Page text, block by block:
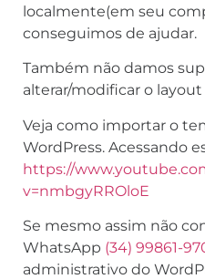
localmente(em seu
conseguimos de ajudar.
Também não damos
alterar/modificar o
Veja como importar o
WordPress. Acessando
https://
v=nmbgyRROloE
Se mesmo assim não
WhatsApp (34) 99861-
administrativo do